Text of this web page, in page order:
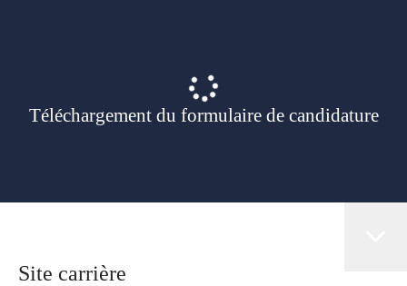
Téléchargement du formulaire de candidature
Site carrière